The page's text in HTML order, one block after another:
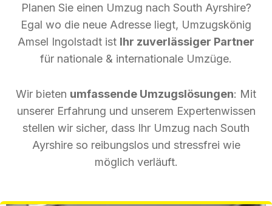
Planen Sie einen Umzug nach South Ayrshire?
Egal wo die neue Adresse liegt, Umzugskönig
Amsel Ingolstadt ist Ihr zuverlässiger Partner
für nationale & internationale Umzüge.
Wir bieten umfassende Umzugslösungen: Mit
unserer Erfahrung und unserem Expertenwissen
stellen wir sicher, dass Ihr Umzug nach South
Ayrshire so reibungslos und stressfrei wie
möglich verläuft.